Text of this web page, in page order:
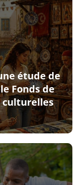
étude de
Fonds de
culturelles